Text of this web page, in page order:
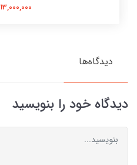
13,000,000 تومان
دیدگاه‌ها
دیدگاه خود را بنویسید